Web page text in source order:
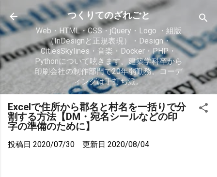
スキップしてメイン コンテンツに移動
つくりてのざれごと
Web・HTML・CSS・jQuery・Logo ・組版
（InDesignと正規表現）・Design・
CitiesSkylines・音楽・Docker・PHP・
Pythonについて呟きます。建築学科卒から
印刷会社の制作部門で20年弱勤務。コーデ
ィングは手打ち派。
Excelで住所から郡名と村名を一括りで分
割する方法【DM・宛名シールなどの印
字の準備のために】
投稿日 2020/07/30 更新日 2020/08/04